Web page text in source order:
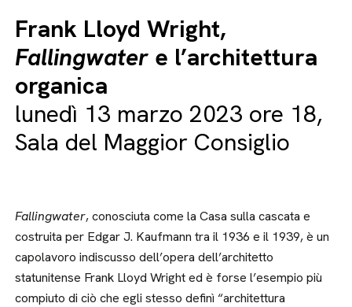
Frank Lloyd Wright,
Fallingwater e l’architettura
organica
lunedì 13 marzo 2023 ore 18,
Sala del Maggior Consiglio
Fallingwater, conosciuta come la Casa sulla cascata e
costruita per Edgar J. Kaufmann tra il 1936 e il 1939, è un
capolavoro indiscusso dell’opera dell’architetto
statunitense Frank Lloyd Wright ed è forse l’esempio più
compiuto di ciò che egli stesso definì “architettura